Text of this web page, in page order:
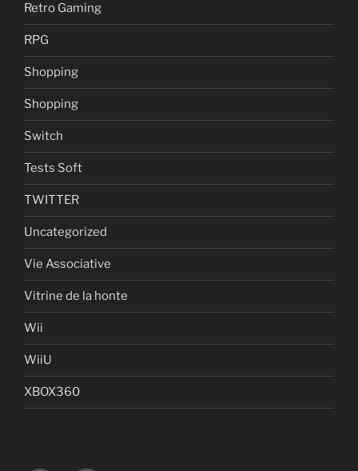
Retro Gaming
RPG
Shopping
Shopping
Switch
Tests Soft
TWITTER
Uncategorized
Vie Associative
Vitrine de la honte
Wii
WiiU
XBOX360